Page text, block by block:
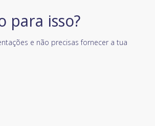
para isso?
e não precisas fornecer a tua